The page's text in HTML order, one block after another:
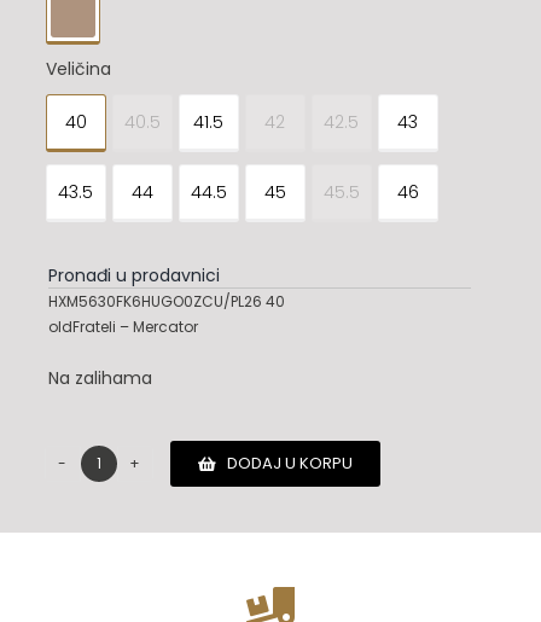
Veličina
40 40.5 41.5 42 42.5 43
43.5 44 44.5 45 45.5 46
Pronađi u prodavnici
HXM5630FK6HUGO0ZCU/PL26 40
oldFrateli – Mercator
Na zalihama
Hogan
DODAJ U KORPU